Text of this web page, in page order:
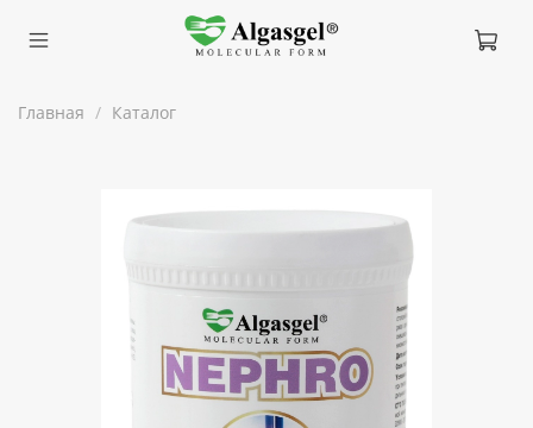
Главная Каталог